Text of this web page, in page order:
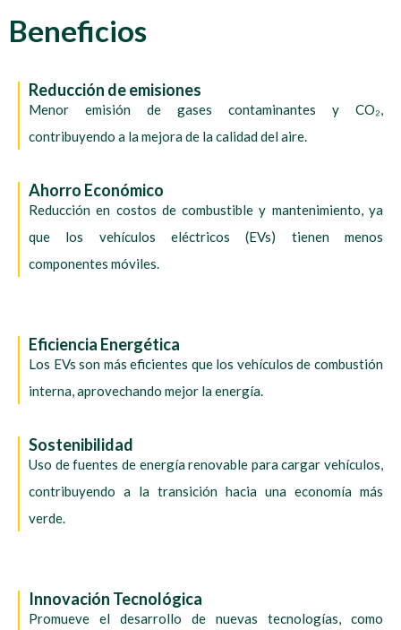
Beneficios
Reducción de emisiones
Menor emisión de gases contaminantes y CO₂,
contribuyendo a la mejora de la calidad del aire.
Ahorro Económico
Reducción en costos de combustible y mantenimiento, ya
que los vehículos eléctricos (EVs) tienen menos
componentes móviles.
Eficiencia Energética
Los EVs son más eficientes que los vehículos de combustión
interna, aprovechando mejor la energía.
Sostenibilidad
Uso de fuentes de energía renovable para cargar vehículos,
contribuyendo a la transición hacia una economía más
verde.
Innovación Tecnológica
Promueve el desarrollo de nuevas tecnologías, como